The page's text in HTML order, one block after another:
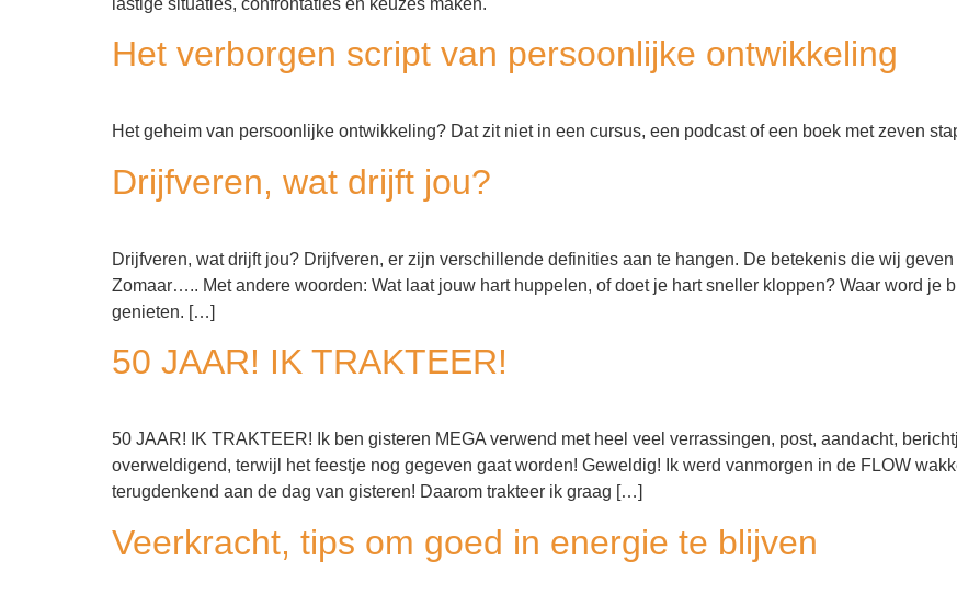
lastige situaties, confrontaties en keuzes maken.
Het verborgen script van persoonlijke ontwikkeling
Het geheim van persoonlijke ontwikkeling? Dat zit niet in een cursus, een podcast of een boek met zeven
Drijfveren, wat drijft jou?
Drijfveren, wat drijft jou? Drijfveren, er zijn verschillende definities aan te hangen. De betekenis die wij
Zomaar….. Met andere woorden: Wat laat jouw hart huppelen, of doet je hart sneller kloppen? Waar word je
genieten. […]
50 JAAR! IK TRAKTEER!
50 JAAR! IK TRAKTEER! Ik ben gisteren MEGA verwend met heel veel verrassingen, post, aandacht,
overweldigend, terwijl het feestje nog gegeven gaat worden! Geweldig! Ik werd vanmorgen in de FLOW
terugdenkend aan de dag van gisteren! Daarom trakteer ik graag […]
Veerkracht, tips om goed in energie te blijven